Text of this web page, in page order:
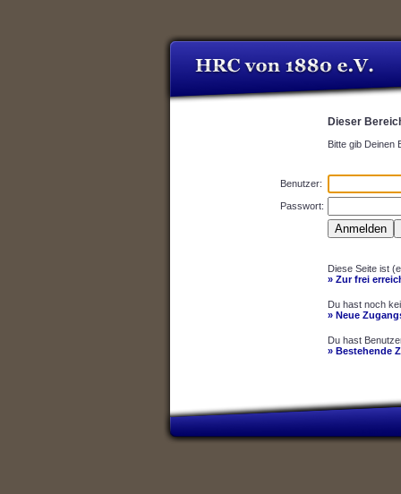
Dieser
Bitte gib Deinen
Benutzer:
Passwort:
Diese Seite ist
» Zur frei
Du hast noch
» Neue
Du hast
» Bestehende